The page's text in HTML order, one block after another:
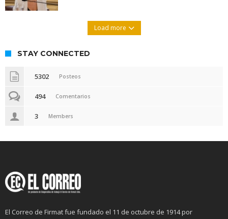
Load more
STAY CONNECTED
5302 Posteos
494 Comentarios
3 Members
El Correo de Firmat fue fundado el 11 de octubre de 1914 por